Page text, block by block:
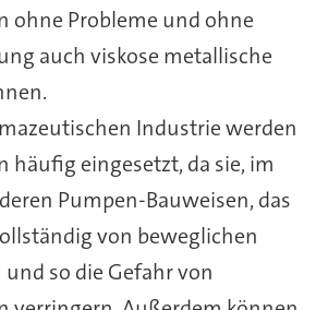
ohne Probleme und ohne
auch viskose metallische
Industrie werden
häufig eingesetzt, da sie, im
Pumpen-Bauweisen, das
von beweglichen
so die Gefahr von